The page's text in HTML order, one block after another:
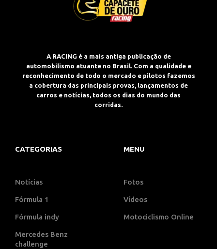
A RACING é a mais antiga publicação de
automobilismo atuante no Brasil. Com a qualidade e
reconhecimento de todo o mercado e pilotos fazemos
a cobertura das principais provas, lançamentos de
carros e notícias, todos os dias do mundo das
corridas.
CATEGORIAS
Notícias
Fórmula 1
Fórmula indy
Mercedes Benz
challenge
MENU
Fotos
Vídeos
Motociclismo Online